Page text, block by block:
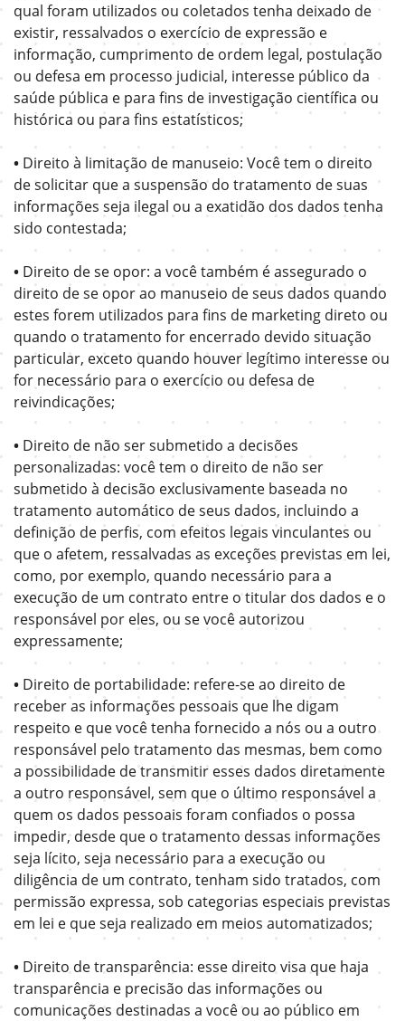
qual foram utilizados ou coletados tenha deixado de
existir, ressalvados o exercício de expressão e
informação, cumprimento de ordem legal, postulação
ou defesa em processo judicial, interesse público da
saúde pública e para fins de investigação científica ou
histórica ou para fins estatísticos;
• Direito à limitação de manuseio: Você tem o direito
de solicitar que a suspensão do tratamento de suas
informações seja ilegal ou a exatidão dos dados tenha
sido contestada;
• Direito de se opor: a você também é assegurado o
direito de se opor ao manuseio de seus dados quando
estes forem utilizados para fins de marketing direto ou
quando o tratamento for encerrado devido situação
particular, exceto quando houver legítimo interesse ou
for necessário para o exercício ou defesa de
reivindicações;
• Direito de não ser submetido a decisões
personalizadas: você tem o direito de não ser
submetido à decisão exclusivamente baseada no
tratamento automático de seus dados, incluindo a
definição de perfis, com efeitos legais vinculantes ou
que o afetem, ressalvadas as exceções previstas em lei,
como, por exemplo, quando necessário para a
execução de um contrato entre o titular dos dados e o
responsável por eles, ou se você autorizou
expressamente;
• Direito de portabilidade: refere-se ao direito de
receber as informações pessoais que lhe digam
respeito e que você tenha fornecido a nós ou a outro
responsável pelo tratamento das mesmas, bem como
a possibilidade de transmitir esses dados diretamente
a outro responsável, sem que o último responsável a
quem os dados pessoais foram confiados o possa
impedir, desde que o tratamento dessas informações
seja lícito, seja necessário para a execução ou
diligência de um contrato, tenham sido tratados, com
permissão expressa, sob categorias especiais previstas
em lei e que seja realizado em meios automatizados;
• Direito de transparência: esse direito visa que haja
transparência e precisão das informações ou
comunicações destinadas a você ou ao público em